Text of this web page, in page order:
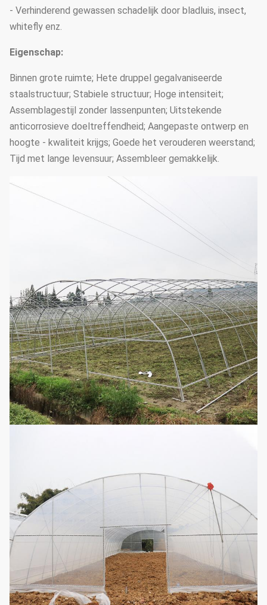
- Verhinderend gewassen schadelijk door bladluis, insect,
whitefly enz.
Eigenschap:
Binnen grote ruimte; Hete druppel gegalvaniseerde
staalstructuur; Stabiele structuur; Hoge intensiteit;
Assemblagestijl zonder lassenpunten; Uitstekende
anticorrosieve doeltreffendheid; Aangepaste ontwerp en
hoogte - kwaliteit krijgs; Goede het verouderen weerstand;
Tijd met lange levensuur; Assembleer gemakkelijk.